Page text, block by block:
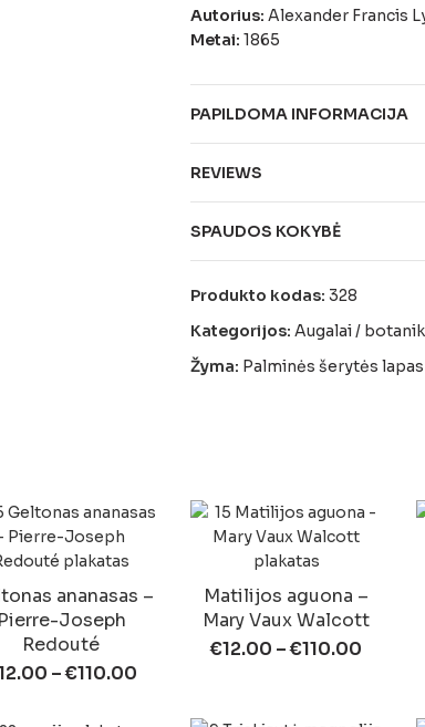
Autorius: Alexander Francis
Metai: 1865
Paveikslas:Palminės šerytės
PAPILDOMA INFORMACIJA
REVIEWS
SPAUDOS KOKYBĖ
Produkto kodas: 328
Kategorijos: Augalai /
Žyma: Palminės šerytės lapas
ananasas –
Pierre-Joseph
Redouté
–€110.00
Matilijos aguona –
Mary Vaux Walcott
€12.00 –€110.00